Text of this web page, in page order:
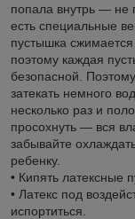
попала внутрь — не
есть специальные
пустышка
поэтому каждая
безопасной.
затекать немного
несколько раз и
просохнуть — вся
забывайте
ребенку.
• Кипять латексные
• Латекс под
испортиться.